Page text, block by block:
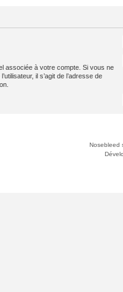
associée à votre compte. Si vous ne
il s’agit de l’adresse de
Nosebleed